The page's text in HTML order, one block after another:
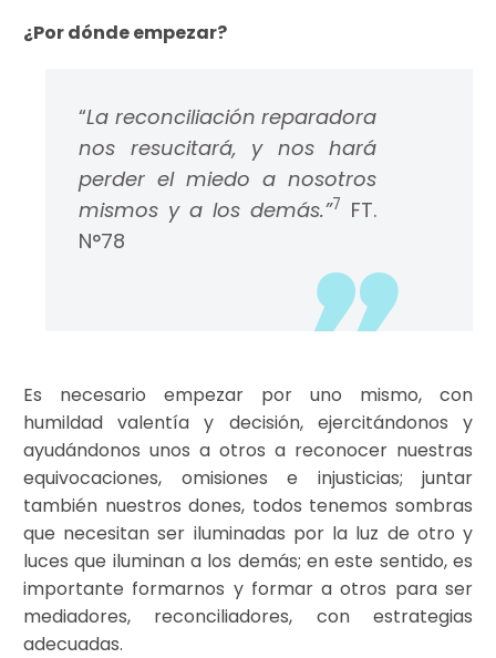
¿Por dónde empezar?
“La reconciliación reparadora
nos resucitará, y nos hará
perder el miedo a nosotros
mismos y a los demás.”7 FT.
N°78
Es necesario empezar por uno mismo, con
humildad valentía y decisión, ejercitándonos y
ayudándonos unos a otros a reconocer nuestras
equivocaciones, omisiones e injusticias; juntar
también nuestros dones, todos tenemos sombras
que necesitan ser iluminadas por la luz de otro y
luces que iluminan a los demás; en este sentido, es
importante formarnos y formar a otros para ser
mediadores, reconciliadores, con estrategias
adecuadas.